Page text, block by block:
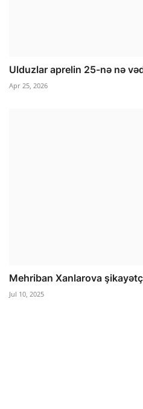
Ulduzlar aprelin 25-nə nə
Apr 25, 2026
Mehriban Xanlarova
Jul 10, 2025